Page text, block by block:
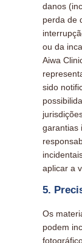
danos
perda de
ou da
Aiwa
sido
garantias
aplicar a
5.
Os
podem